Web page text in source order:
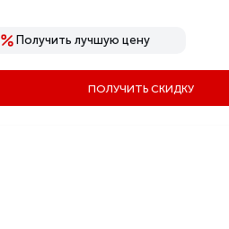
Получить лучшую цену
ПОЛУЧИТЬ СКИДКУ